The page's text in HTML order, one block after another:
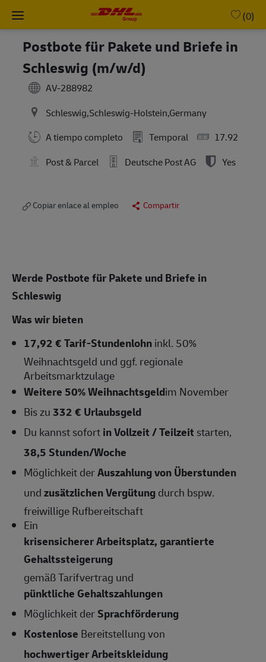
Skip to main content
(0)
Postbote für Pakete und Briefe in
Schleswig (m/w/d)
AV-288982
Schleswig,Schleswig-Holstein,Germany
A tiempo completo
Temporal
17.92
Post & Parcel
Deutsche Post AG Yes
Copiar enlace al empleo Compartir
Werde Postbote für Pakete und Briefe in
Schleswig
Was wir bieten
17,92 € Tarif-Stundenlohninkl. 50%
Weihnachtsgeld und ggf. regionale
Arbeitsmarktzulage
Weitere 50% Weihnachtsgeldim November
Bis zu332 € Urlaubsgeld
Du kannst sofortin Vollzeit / Teilzeit starten,
38,5 Stunden/Woche
Möglichkeit derAuszahlung von Überstunden
undzusätzlichen Vergütungdurch bspw.
freiwillige Rufbereitschaft
Ein
krisensicherer Arbeitsplatz, garantierte
Gehaltssteigerung
gemäß Tarifvertrag und
pünktliche Gehaltszahlungen
Möglichkeit derSprachförderung
Kostenlose Bereitstellung von
hochwertiger Arbeitskleidung